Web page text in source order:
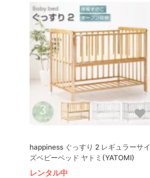
happiness ぐっすり 2 レギュラーサイ
ズベビーベッド ヤトミ(YATOMI)
レンタル中